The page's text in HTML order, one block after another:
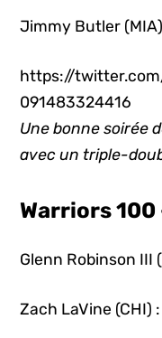
Jimmy Butler (MIA)
https://
091483324416
Une bonne soirée
avec un triple-
Warriors 100
Glenn Robinson III
Zach LaVine (CHI)